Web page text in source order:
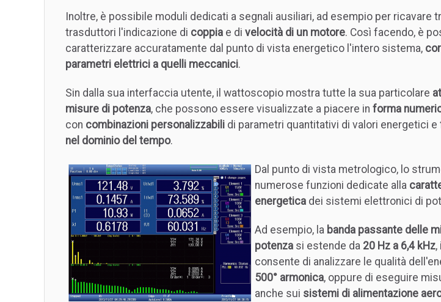
Inoltre, è possibile moduli dedicati a segnali ausiliari, ad esempio per ricavare
trasduttori l'indicazione di coppia e di velocità di un motore. Così facendo, è
caratterizzare accuratamente dal punto di vista energetico l'intero sistema,
parametri elettrici a quelli meccanici.
Sin dalla sua interfaccia utente, il wattoscopio mostra tutte la sua particolare
misure di potenza, che possono essere visualizzate a piacere in forma
con combinazioni personalizzabili di parametri quantitativi di valori energetici e
nel dominio del tempo.
Dal punto di vista metrologico, lo
numerose funzioni dedicate alla
energetica dei sistemi elettronici di
Ad esempio, la banda passante delle
potenza si estende da 20 Hz a 6,4 kHz,
consente di analizzare le qualità
500° armonica, oppure di eseguire
anche sui sistemi di alimentazione